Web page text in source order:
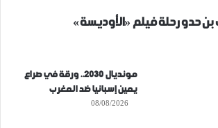
حدو رحلة فيلم «الأوديسة»
مونديال 2030.. ورقة في صراع
يمين إسبانيا ضد المغرب
08/08/2026